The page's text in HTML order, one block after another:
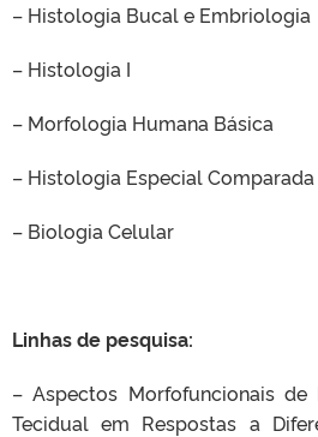
– Histologia Bucal e Embriologia
– Histologia I
– Morfologia Humana Básica
– Histologia Especial Comparada
– Biologia Celular
Linhas de pesquisa:
– Aspectos Morfofuncionais
Tecidual em Respostas a